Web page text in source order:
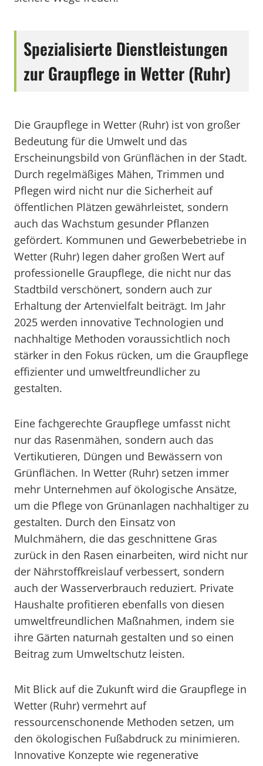
Spezialisierte Dienstleistungen
zur Graupflege in Wetter (Ruhr)
Die Graupflege in Wetter (Ruhr) ist von großer
Bedeutung für die Umwelt und das
Erscheinungsbild von Grünflächen in der Stadt.
Durch regelmäßiges Mähen, Trimmen und
Pflegen wird nicht nur die Sicherheit auf
öffentlichen Plätzen gewährleistet, sondern
auch das Wachstum gesunder Pflanzen
gefördert. Kommunen und Gewerbebetriebe in
Wetter (Ruhr) legen daher großen Wert auf
professionelle Graupflege, die nicht nur das
Stadtbild verschönert, sondern auch zur
Erhaltung der Artenvielfalt beiträgt. Im Jahr
2025 werden innovative Technologien und
nachhaltige Methoden voraussichtlich noch
stärker in den Fokus rücken, um die Graupflege
effizienter und umweltfreundlicher zu
gestalten.
Eine fachgerechte Graupflege umfasst nicht
nur das Rasenmähen, sondern auch das
Vertikutieren, Düngen und Bewässern von
Grünflächen. In Wetter (Ruhr) setzen immer
mehr Unternehmen auf ökologische Ansätze,
um die Pflege von Grünanlagen nachhaltiger zu
gestalten. Durch den Einsatz von
Mulchmähern, die das geschnittene Gras
zurück in den Rasen einarbeiten, wird nicht nur
der Nährstoffkreislauf verbessert, sondern
auch der Wasserverbrauch reduziert. Private
Haushalte profitieren ebenfalls von diesen
umweltfreundlichen Maßnahmen, indem sie
ihre Gärten naturnah gestalten und so einen
Beitrag zum Umweltschutz leisten.
Mit Blick auf die Zukunft wird die Graupflege in
Wetter (Ruhr) vermehrt auf
ressourcenschonende Methoden setzen, um
den ökologischen Fußabdruck zu minimieren.
Innovative Konzepte wie regenerative